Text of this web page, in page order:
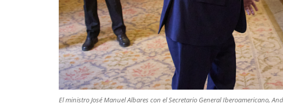
El ministro José Manuel Albares con el Secretario General Iberoamericano,